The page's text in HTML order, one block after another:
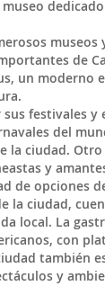
de
un moderno
festivales
del
la ciudad.
y
de opciones
la ciudad,
local. La
con
también
y